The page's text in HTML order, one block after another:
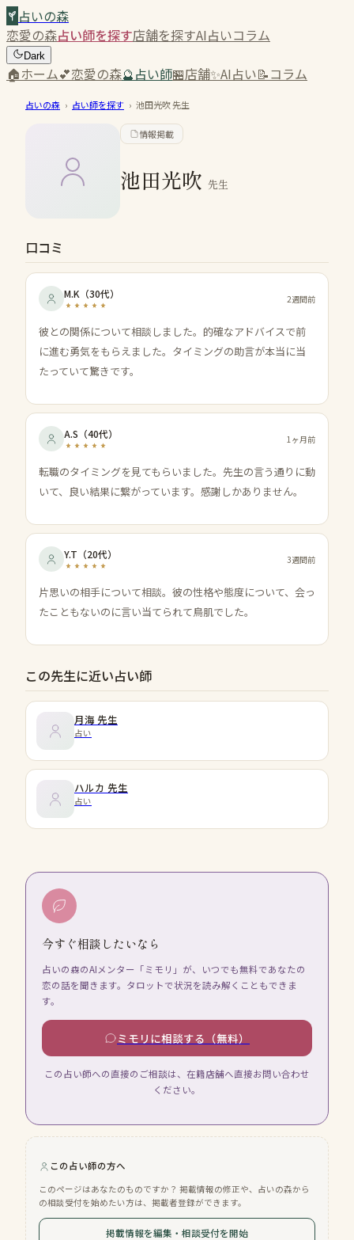
占いの森
恋愛の森占い師を探す店舗を探すAI占いコラム
Dark
🏠ホーム💕恋愛の森🔮占い師🏪店舗✨AI占い📝コラム
占いの森 › 占い師を探す › 池田光吹先生
情報掲載
池田光吹 先生
口コミ
M.K （30代） 2週間前
彼との関係について相談しました。的確なアドバイスで前
に進む勇気をもらえました。タイミングの助言が本当に当
たっていて驚きです。
A.S （40代） 1ヶ月前
転職のタイミングを見てもらいました。先生の言う通りに動
いて、良い結果に繋がっています。感謝しかありません。
Y.T （20代） 3週間前
片思いの相手について相談。彼の性格や態度について、会っ
たこともないのに言い当てられて鳥肌でした。
この先生に近い占い師
月海 先生
占い
ハルカ 先生
占い
今すぐ相談したいなら
占いの森のAIメンター「ミモリ」が、いつでも無料であなたの
恋の話を聞きます。タロットで状況を読み解くこともできま
す。
ミモリに相談する（無料）
この占い師への直接のご相談は、在籍店舗へ直接お問い合わせ
ください。
この占い師の方へ
このページはあなたのものですか？ 掲載情報の修正や、占いの森から
の相談受付を始めたい方は、掲載者登録ができます。
掲載情報を編集・相談受付を開始